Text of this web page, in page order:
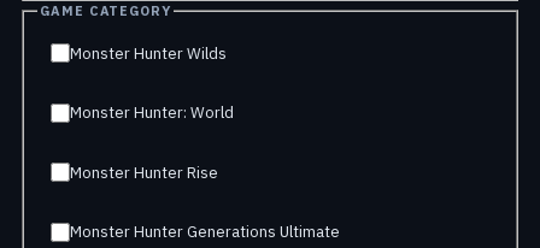
GAME CATEGORY
Monster Hunter Wilds
Monster Hunter: World
Monster Hunter Rise
Monster Hunter Generations Ultimate